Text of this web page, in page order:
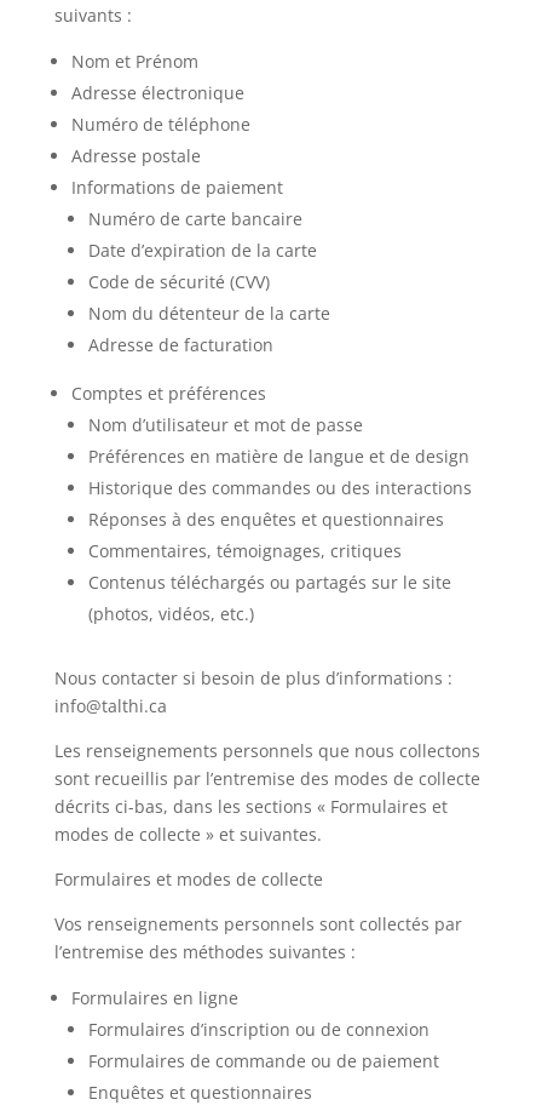
suivants :
Nom et Prénom
Adresse électronique
Numéro de téléphone
Adresse postale
Informations de paiement
Numéro de carte bancaire
Date d’expiration de la carte
Code de sécurité (CVV)
Nom du détenteur de la carte
Adresse de facturation
Comptes et préférences
Nom d’utilisateur et mot de passe
Préférences en matière de langue et de design
Historique des commandes ou des interactions
Réponses à des enquêtes et questionnaires
Commentaires, témoignages, critiques
Contenus téléchargés ou partagés sur le site
(photos, vidéos, etc.)
Nous contacter si besoin de plus d’informations :
info@talthi.ca
Les renseignements personnels que nous collectons
sont recueillis par l’entremise des modes de collecte
décrits ci-bas, dans les sections « Formulaires et
modes de collecte » et suivantes.
Formulaires et modes de collecte
Vos renseignements personnels sont collectés par
l’entremise des méthodes suivantes :
Formulaires en ligne
Formulaires d’inscription ou de connexion
Formulaires de commande ou de paiement
Enquêtes et questionnaires